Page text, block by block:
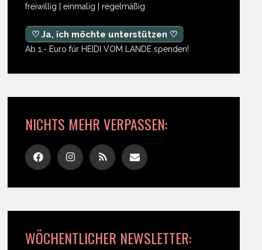
freiwillig | einmalig | regelmäßig
♡ Ja, ich möchte unterstützen ♡
Ab 1,- Euro für HEIDI VOM LANDE spenden!
NICHTS MEHR VERPASSEN:
WÖCHENTLICHER NEWSLETTER: